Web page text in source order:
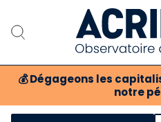
💰 Dégageons les
notre
Notre